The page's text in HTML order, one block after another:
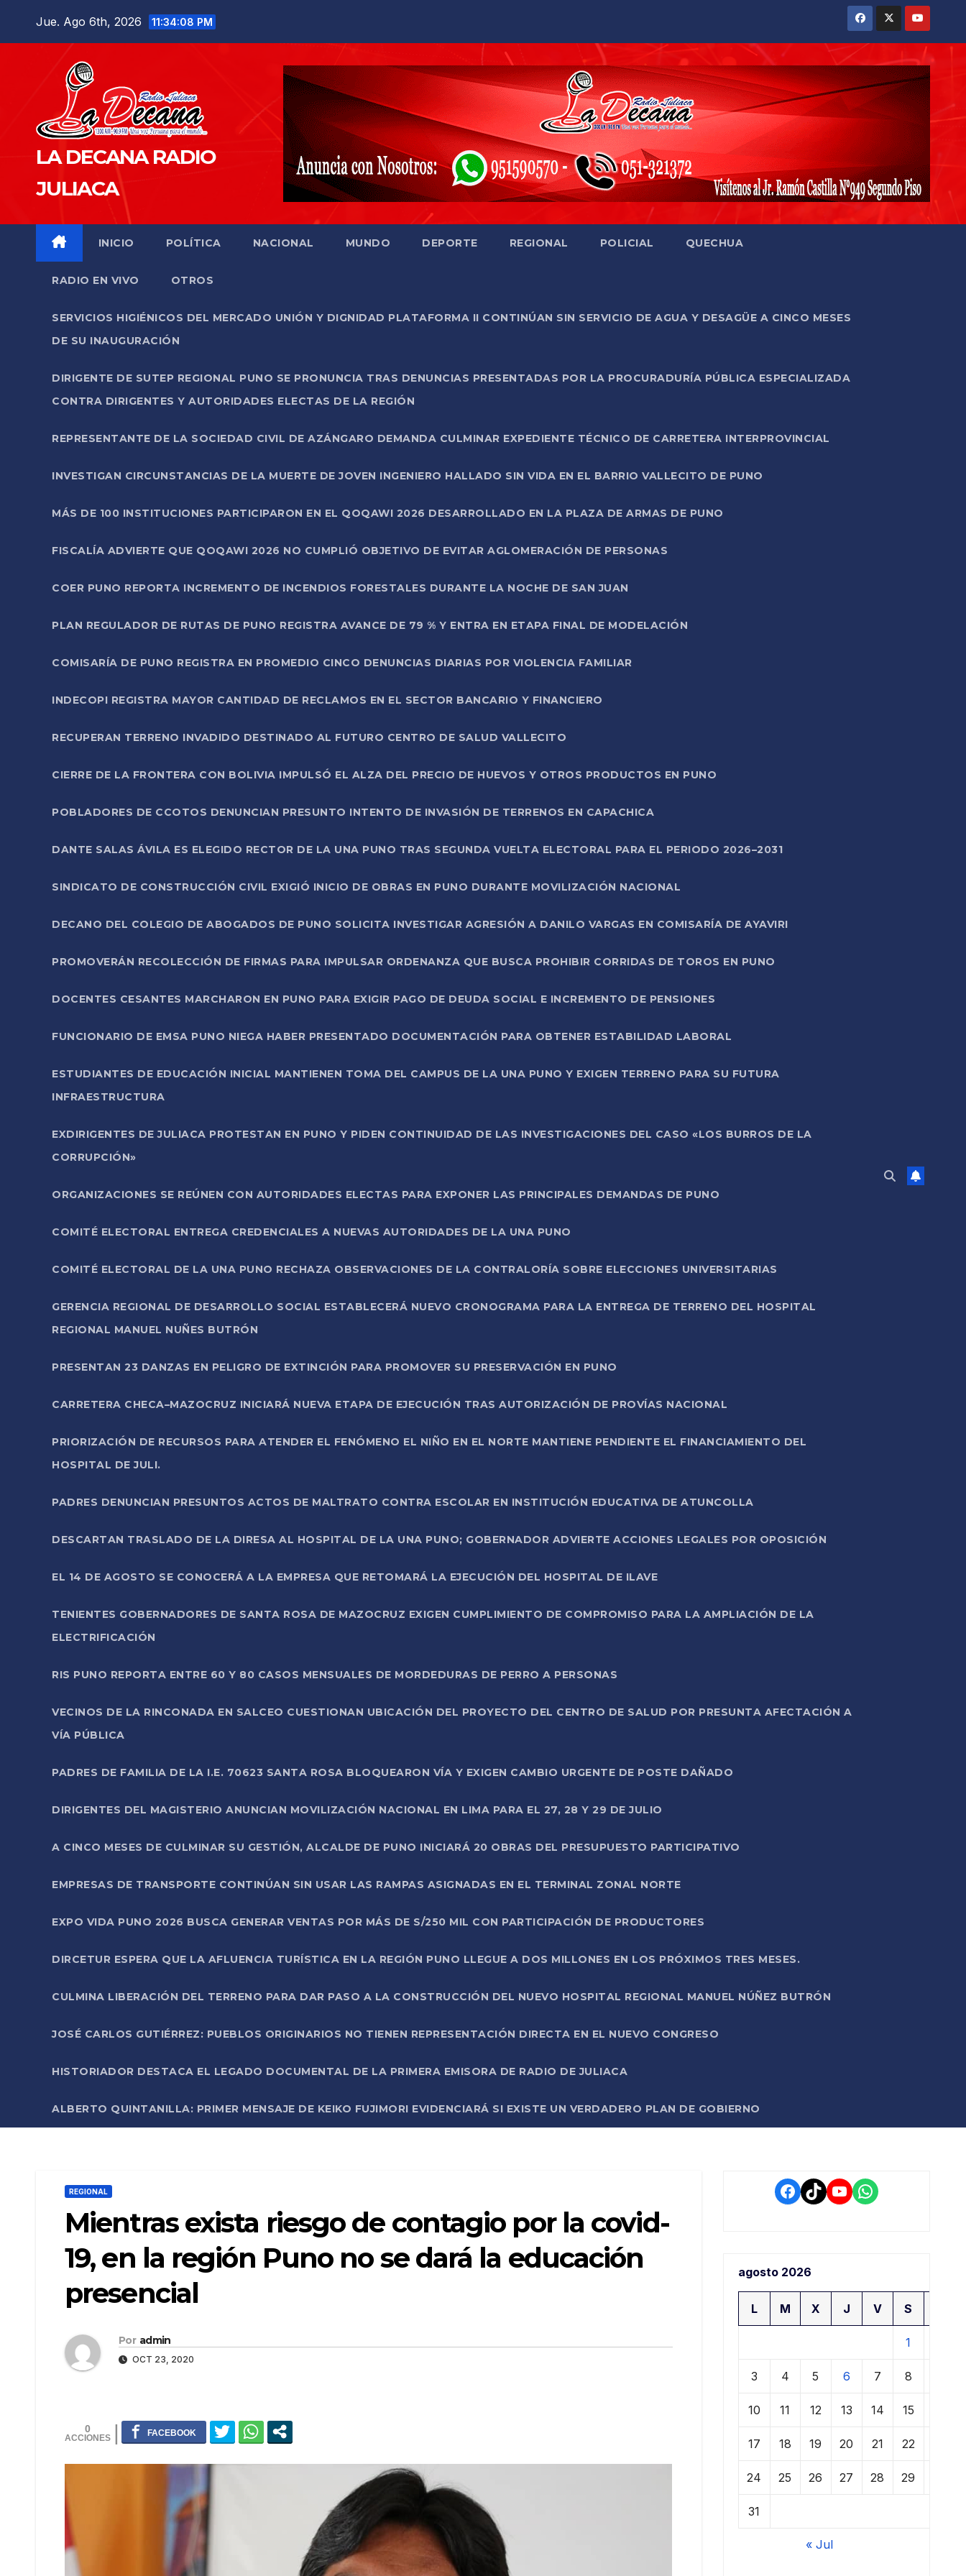
Jue. Ago 6th, 2026 11:34:09 PM
LA DECANA RADIO
JULIACA
INICIO POLÍTICA NACIONAL MUNDO DEPORTE REGIONAL POLICIAL QUECHUA
RADIO EN VIVO OTROS
SERVICIOS HIGIÉNICOS DEL MERCADO UNIÓN Y DIGNIDAD PLATAFORMA II CONTINÚAN SIN SERVICIO DE AGUA Y DESAGÜE A CINCO MESES
DE SU INAUGURACIÓN
DIRIGENTE DE SUTEP REGIONAL PUNO SE PRONUNCIA TRAS DENUNCIAS PRESENTADAS POR LA PROCURADURÍA PÚBLICA ESPECIALIZADA
CONTRA DIRIGENTES Y AUTORIDADES ELECTAS DE LA REGIÓN
REPRESENTANTE DE LA SOCIEDAD CIVIL DE AZÁNGARO DEMANDA CULMINAR EXPEDIENTE TÉCNICO DE CARRETERA INTERPROVINCIAL
INVESTIGAN CIRCUNSTANCIAS DE LA MUERTE DE JOVEN INGENIERO HALLADO SIN VIDA EN EL BARRIO VALLECITO DE PUNO
MÁS DE 100 INSTITUCIONES PARTICIPARON EN EL QOQAWI 2026 DESARROLLADO EN LA PLAZA DE ARMAS DE PUNO
FISCALÍA ADVIERTE QUE QOQAWI 2026 NO CUMPLIÓ OBJETIVO DE EVITAR AGLOMERACIÓN DE PERSONAS
COER PUNO REPORTA INCREMENTO DE INCENDIOS FORESTALES DURANTE LA NOCHE DE SAN JUAN
PLAN REGULADOR DE RUTAS DE PUNO REGISTRA AVANCE DE 79 % Y ENTRA EN ETAPA FINAL DE MODELACIÓN
COMISARÍA DE PUNO REGISTRA EN PROMEDIO CINCO DENUNCIAS DIARIAS POR VIOLENCIA FAMILIAR
INDECOPI REGISTRA MAYOR CANTIDAD DE RECLAMOS EN EL SECTOR BANCARIO Y FINANCIERO
RECUPERAN TERRENO INVADIDO DESTINADO AL FUTURO CENTRO DE SALUD VALLECITO
CIERRE DE LA FRONTERA CON BOLIVIA IMPULSÓ EL ALZA DEL PRECIO DE HUEVOS Y OTROS PRODUCTOS EN PUNO
POBLADORES DE CCOTOS DENUNCIAN PRESUNTO INTENTO DE INVASIÓN DE TERRENOS EN CAPACHICA
DANTE SALAS ÁVILA ES ELEGIDO RECTOR DE LA UNA PUNO TRAS SEGUNDA VUELTA ELECTORAL PARA EL PERIODO 2026–2031
SINDICATO DE CONSTRUCCIÓN CIVIL EXIGIÓ INICIO DE OBRAS EN PUNO DURANTE MOVILIZACIÓN NACIONAL
DECANO DEL COLEGIO DE ABOGADOS DE PUNO SOLICITA INVESTIGAR AGRESIÓN A DANILO VARGAS EN COMISARÍA DE AYAVIRI
PROMOVERÁN RECOLECCIÓN DE FIRMAS PARA IMPULSAR ORDENANZA QUE BUSCA PROHIBIR CORRIDAS DE TOROS EN PUNO
DOCENTES CESANTES MARCHARON EN PUNO PARA EXIGIR PAGO DE DEUDA SOCIAL E INCREMENTO DE PENSIONES
FUNCIONARIO DE EMSA PUNO NIEGA HABER PRESENTADO DOCUMENTACIÓN PARA OBTENER ESTABILIDAD LABORAL
ESTUDIANTES DE EDUCACIÓN INICIAL MANTIENEN TOMA DEL CAMPUS DE LA UNA PUNO Y EXIGEN TERRENO PARA SU FUTURA
INFRAESTRUCTURA
EXDIRIGENTES DE JULIACA PROTESTAN EN PUNO Y PIDEN CONTINUIDAD DE LAS INVESTIGACIONES DEL CASO «LOS BURROS DE LA
CORRUPCIÓN»
ORGANIZACIONES SE REÚNEN CON AUTORIDADES ELECTAS PARA EXPONER LAS PRINCIPALES DEMANDAS DE PUNO
COMITÉ ELECTORAL ENTREGA CREDENCIALES A NUEVAS AUTORIDADES DE LA UNA PUNO
COMITÉ ELECTORAL DE LA UNA PUNO RECHAZA OBSERVACIONES DE LA CONTRALORÍA SOBRE ELECCIONES UNIVERSITARIAS
GERENCIA REGIONAL DE DESARROLLO SOCIAL ESTABLECERÁ NUEVO CRONOGRAMA PARA LA ENTREGA DE TERRENO DEL HOSPITAL
REGIONAL MANUEL NUÑES BUTRÓN
PRESENTAN 23 DANZAS EN PELIGRO DE EXTINCIÓN PARA PROMOVER SU PRESERVACIÓN EN PUNO
CARRETERA CHECA–MAZOCRUZ INICIARÁ NUEVA ETAPA DE EJECUCIÓN TRAS AUTORIZACIÓN DE PROVÍAS NACIONAL
PRIORIZACIÓN DE RECURSOS PARA ATENDER EL FENÓMENO EL NIÑO EN EL NORTE MANTIENE PENDIENTE EL FINANCIAMIENTO DEL
HOSPITAL DE JULI.
PADRES DENUNCIAN PRESUNTOS ACTOS DE MALTRATO CONTRA ESCOLAR EN INSTITUCIÓN EDUCATIVA DE ATUNCOLLA
DESCARTAN TRASLADO DE LA DIRESA AL HOSPITAL DE LA UNA PUNO; GOBERNADOR ADVIERTE ACCIONES LEGALES POR OPOSICIÓN
EL 14 DE AGOSTO SE CONOCERÁ A LA EMPRESA QUE RETOMARÁ LA EJECUCIÓN DEL HOSPITAL DE ILAVE
TENIENTES GOBERNADORES DE SANTA ROSA DE MAZOCRUZ EXIGEN CUMPLIMIENTO DE COMPROMISO PARA LA AMPLIACIÓN DE LA
ELECTRIFICACIÓN
RIS PUNO REPORTA ENTRE 60 Y 80 CASOS MENSUALES DE MORDEDURAS DE PERRO A PERSONAS
VECINOS DE LA RINCONADA EN SALCEO CUESTIONAN UBICACIÓN DEL PROYECTO DEL CENTRO DE SALUD POR PRESUNTA AFECTACIÓN A
VÍA PÚBLICA
PADRES DE FAMILIA DE LA I.E. 70623 SANTA ROSA BLOQUEARON VÍA Y EXIGEN CAMBIO URGENTE DE POSTE DAÑADO
DIRIGENTES DEL MAGISTERIO ANUNCIAN MOVILIZACIÓN NACIONAL EN LIMA PARA EL 27, 28 Y 29 DE JULIO
A CINCO MESES DE CULMINAR SU GESTIÓN, ALCALDE DE PUNO INICIARÁ 20 OBRAS DEL PRESUPUESTO PARTICIPATIVO
EMPRESAS DE TRANSPORTE CONTINÚAN SIN USAR LAS RAMPAS ASIGNADAS EN EL TERMINAL ZONAL NORTE
EXPO VIDA PUNO 2026 BUSCA GENERAR VENTAS POR MÁS DE S/250 MIL CON PARTICIPACIÓN DE PRODUCTORES
DIRCETUR ESPERA QUE LA AFLUENCIA TURÍSTICA EN LA REGIÓN PUNO LLEGUE A DOS MILLONES EN LOS PRÓXIMOS TRES MESES.
CULMINA LIBERACIÓN DEL TERRENO PARA DAR PASO A LA CONSTRUCCIÓN DEL NUEVO HOSPITAL REGIONAL MANUEL NÚÑEZ BUTRÓN
JOSÉ CARLOS GUTIÉRREZ: PUEBLOS ORIGINARIOS NO TIENEN REPRESENTACIÓN DIRECTA EN EL NUEVO CONGRESO
HISTORIADOR DESTACA EL LEGADO DOCUMENTAL DE LA PRIMERA EMISORA DE RADIO DE JULIACA
ALBERTO QUINTANILLA: PRIMER MENSAJE DE KEIKO FUJIMORI EVIDENCIARÁ SI EXISTE UN VERDADERO PLAN DE GOBIERNO
REGIONAL
Mientras exista riesgo de contagio por la covid-
19, en la región Puno no se dará la educación
presencial
Por admin
OCT 23, 2020
0
Facebook
TikTokYouTube
WhatsApp
agosto 2026
L M X J V S
1
3 4 5 6 7 8
10 11 12 13 14 15
17 18 19 20 21 22
24 25 26 27 28 29
31
« Jul